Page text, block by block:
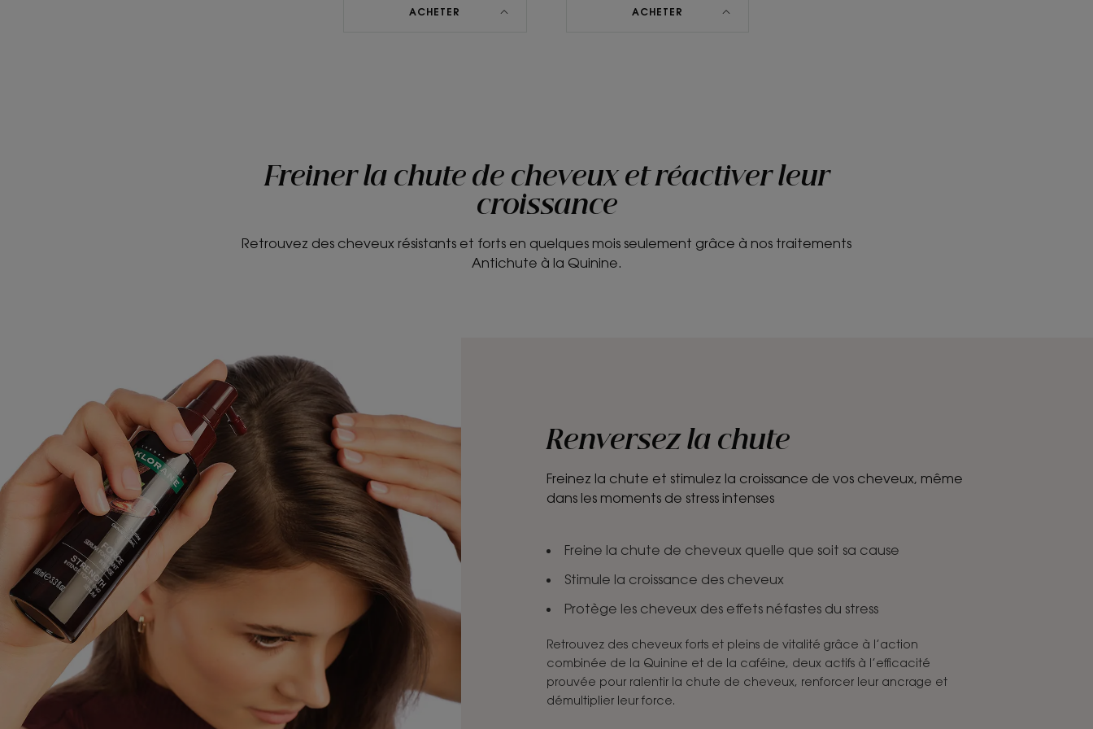
ACHETER ACHETER
Freiner la chute de cheveux et réactiver leur
croissance
Retrouvez des cheveux résistants et forts en quelques mois seulement grâce à nos traitements
Antichute à la Quinine.
Renversez la chute
Freinez la chute et stimulez la croissance de vos cheveux, même
dans les moments de stress intenses
Freine la chute de cheveux quelle que soit sa cause
Stimule la croissance des cheveux
Protège les cheveux des effets néfastes du stress
Retrouvez des cheveux forts et pleins de vitalité grâce à l’action
combinée de la Quinine et de la caféine, deux actifs à l’efficacité
prouvée pour ralentir la chute de cheveux, renforcer leur ancrage et
démultiplier leur force.